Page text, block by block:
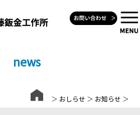
news
＞ おしらせ ＞ お知らせ ＞